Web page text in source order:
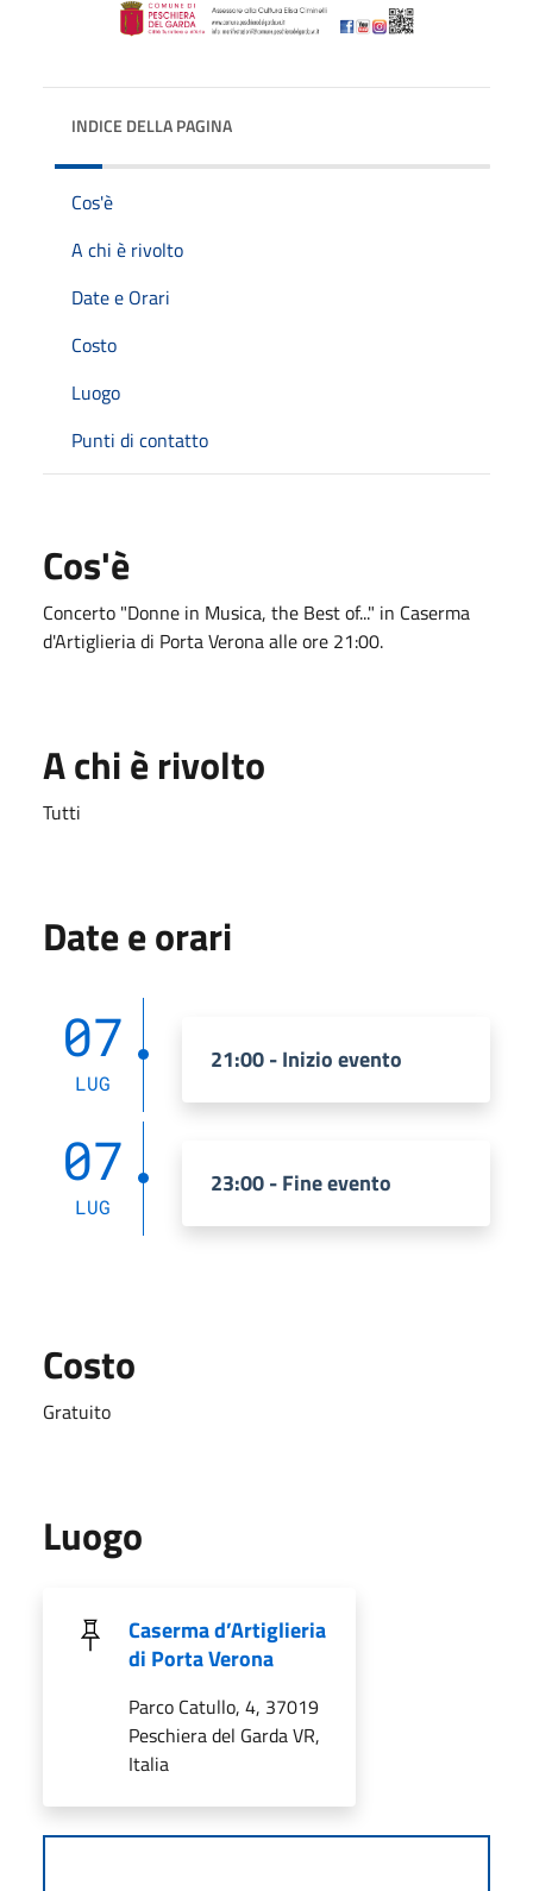
INDICE DELLA PAGINA
Cos'è
A chi è rivolto
Date e Orari
Costo
Luogo
Punti di contatto
Cos'è
Concerto "Donne in Musica, the Best of..." in Caserma
d'Artiglieria di Porta Verona alle ore 21:00.
A chi è rivolto
Tutti
Date e orari
07
LUG
21:00 - Inizio evento
07
LUG
23:00 - Fine evento
Costo
Gratuito
Luogo
Caserma d’Artiglieria
di Porta Verona
Parco Catullo, 4, 37019
Peschiera del Garda VR,
Italia